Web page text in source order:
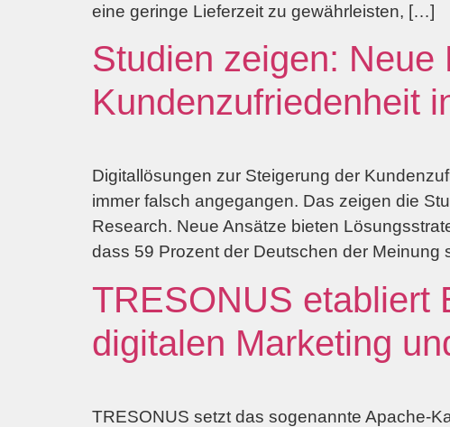
eine geringe Lieferzeit zu gewährleisten, […]
Studien zeigen: Neue
Kundenzufriedenheit
Digitallösungen zur Steigerung der
immer falsch angegangen. Das zeigen die
Research. Neue Ansätze bieten
dass 59 Prozent der Deutschen der Meinung
TRESONUS etabliert
digitalen Marketing
TRESONUS setzt das sogenannte Apache-